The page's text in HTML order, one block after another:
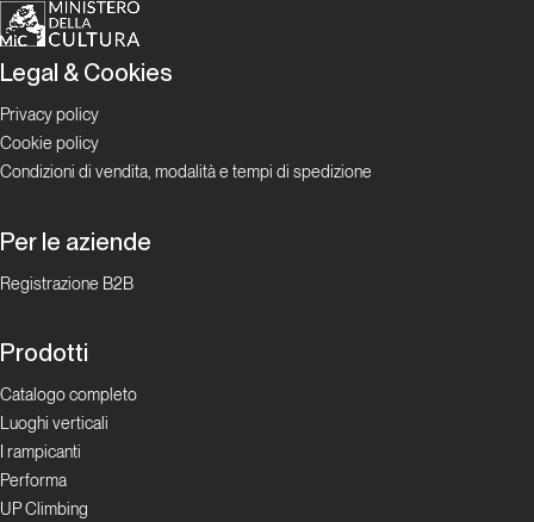
Astra
Prigionieri
du
Lac
La
Lombardia
Legal & Cookies
Privacy policy
Cookie policy
Condizioni di vendita, modalità e tempi di spedizione
Per le aziende
Registrazione B2B
Prodotti
Catalogo completo
Luoghi verticali
I rampicanti
Performa
UP Climbing